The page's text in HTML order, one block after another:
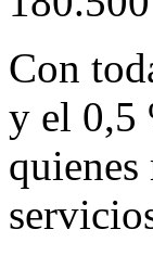
Con
y el 0,5